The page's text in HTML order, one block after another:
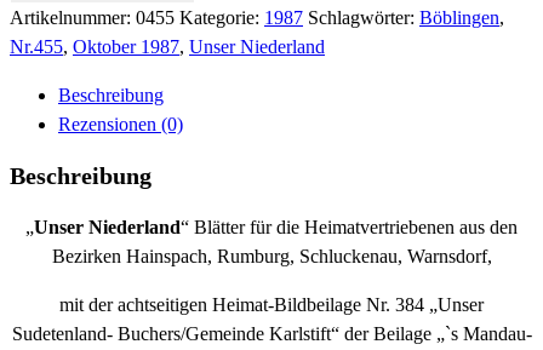
1987
Menge
Artikelnummer: 0455 Kategorie: 1987 Schlagwörter: Böblingen,
Nr.455, Oktober 1987, Unser Niederland
Beschreibung
Rezensionen (0)
Beschreibung
„Unser Niederland“ Blätter für die Heimatvertriebenen aus den
Bezirken Hainspach, Rumburg, Schluckenau, Warnsdorf,
mit der achtseitigen Heimat-Bildbeilage Nr. 384 „Unser
Sudetenland- Buchers/Gemeinde Karlstift“ der Beilage „`s Mandau-